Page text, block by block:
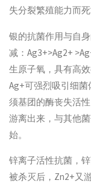
失分裂繁殖能力而
银的抗菌作用与自
减：Ag3+>Ag2+
生原子氧，具有高
Ag+可强烈吸引细
须基团的酶丧失活
游离出来，与其他
始。
锌离子活性抗菌，
被杀灭后，Zn2+又